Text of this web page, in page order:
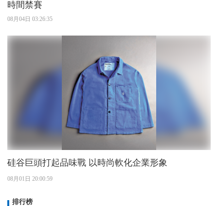
時間禁賽
08月04日 03:26:35
硅谷巨頭打起品味戰 以時尚軟化企業形象
08月01日 20:00:59
排行榜